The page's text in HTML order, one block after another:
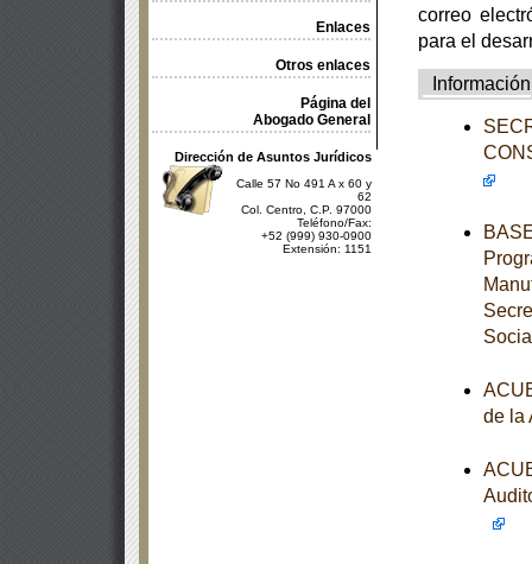
Enlaces
Otros enlaces
Página del
Abogado General
Dirección de Asuntos Jurídicos
Calle 57 No 491 A x 60 y
62
Col. Centro, C.P. 97000
Teléfono/Fax:
+52 (999) 930-0900
Extensión: 1151
correo
para el
Información
de la